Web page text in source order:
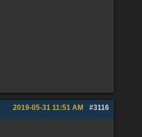
#3116
2019-05-31 11:51 AM